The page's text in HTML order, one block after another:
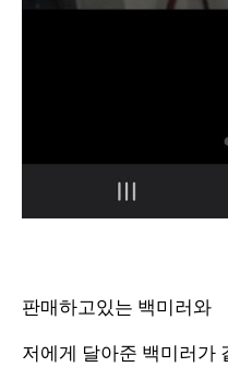
판매하고있는 백미러와
저에게 달아준 백미러가